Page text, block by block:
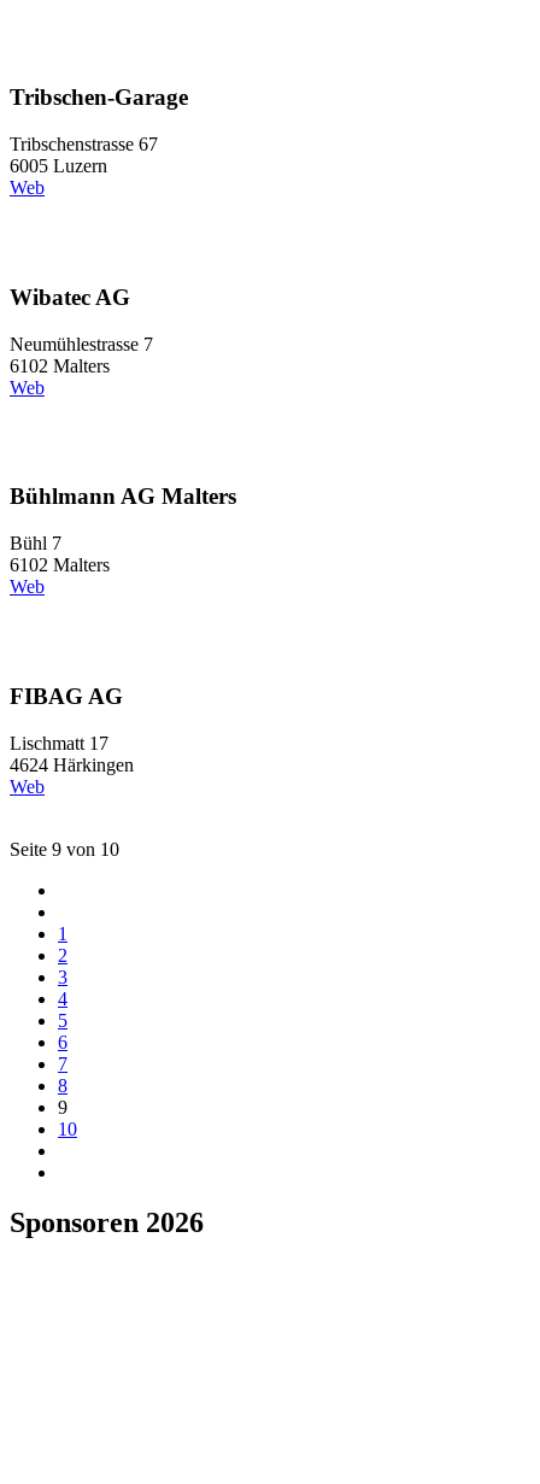
Tribschen-Garage
Tribschenstrasse 67
6005 Luzern
Web
Wibatec AG
Neumühlestrasse 7
6102 Malters
Web
Bühlmann AG Malters
Bühl 7
6102 Malters
Web
FIBAG AG
Lischmatt 17
4624 Härkingen
Web
Seite 9 von 10
1
2
3
4
5
6
7
8
9
10
Sponsoren 2026